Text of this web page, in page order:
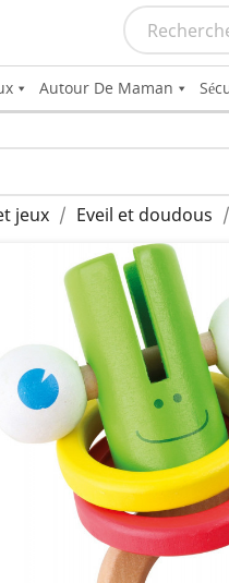
Autour De Maman
jeux Eveil et doudous